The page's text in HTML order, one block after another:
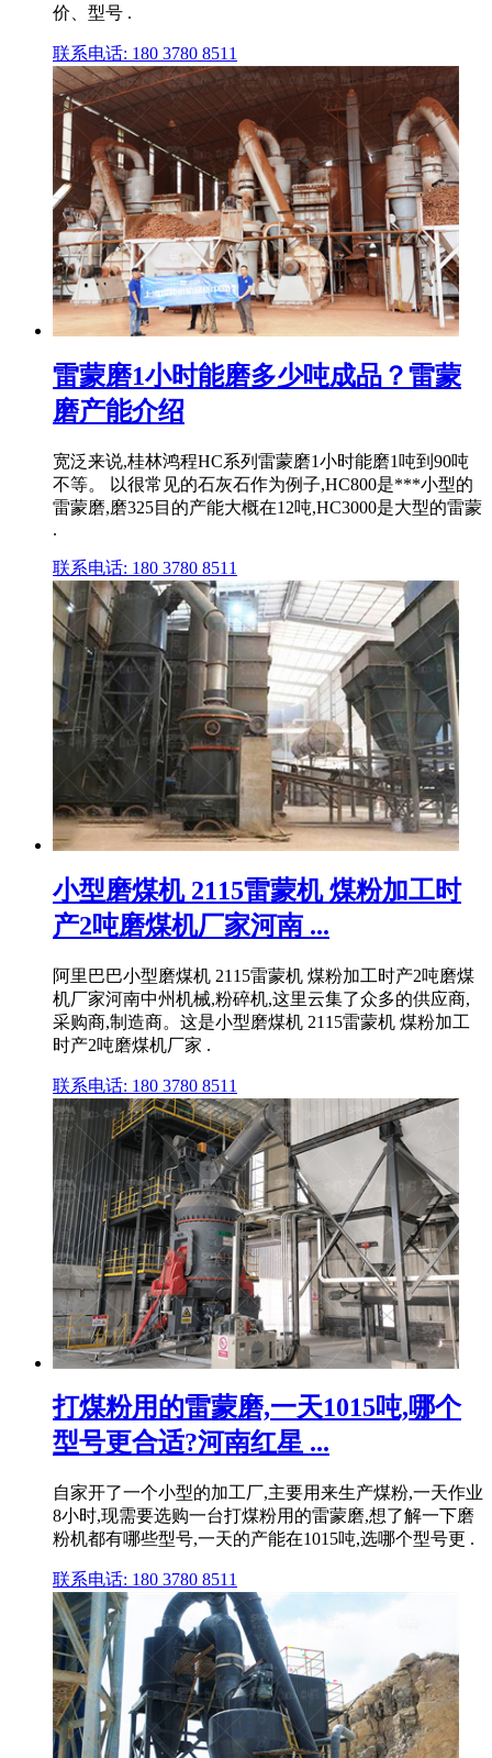
价、型号 .
联系电话: 180 3780 8511
雷蒙磨1小时能磨多少吨成品？雷蒙
磨产能介绍
宽泛来说,桂林鸿程HC系列雷蒙磨1小时能磨1吨到90吨
不等。 以很常见的石灰石作为例子,HC800是***小型的
雷蒙磨,磨325目的产能大概在12吨,HC3000是大型的雷蒙
.
联系电话: 180 3780 8511
小型磨煤机 2115雷蒙机 煤粉加工时
产2吨磨煤机厂家河南 ...
阿里巴巴小型磨煤机 2115雷蒙机 煤粉加工时产2吨磨煤
机厂家河南中州机械,粉碎机,这里云集了众多的供应商,
采购商,制造商。这是小型磨煤机 2115雷蒙机 煤粉加工
时产2吨磨煤机厂家 .
联系电话: 180 3780 8511
打煤粉用的雷蒙磨,一天1015吨,哪个
型号更合适?河南红星 ...
自家开了一个小型的加工厂,主要用来生产煤粉,一天作业
8小时,现需要选购一台打煤粉用的雷蒙磨,想了解一下磨
粉机都有哪些型号,一天的产能在1015吨,选哪个型号更 .
联系电话: 180 3780 8511